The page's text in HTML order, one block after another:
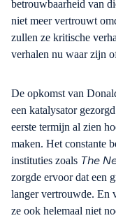
betrouwbaarheid van
niet meer vertrouwt
zullen ze kritische
verhalen nu waar zijn
De opkomst van
een katalysator
eerste termijn al zien
maken. Het constante
instituties zoals The
zorgde ervoor dat een
langer vertrouwde. En
ze ook helemaal niet